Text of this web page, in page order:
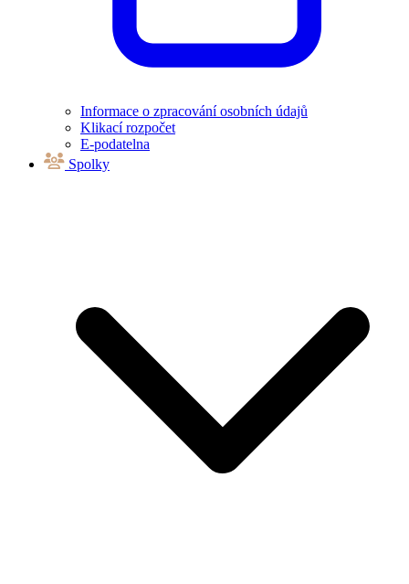
Informace o zpracování osobních údajů
Klikací rozpočet
E-podatelna
Spolky